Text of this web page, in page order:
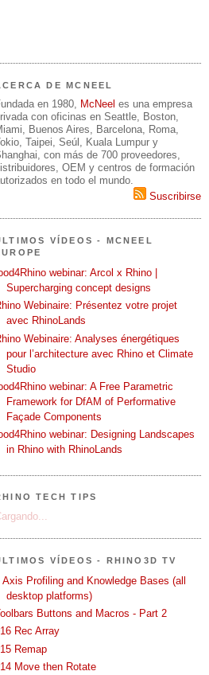
DE MCNEEL
en 1980, McNeel es una empresa
con oficinas en Seattle, Boston,
Buenos Aires, Barcelona, Roma,
Taipei, Seúl, Kuala Lumpur y
con más de 700 proveedores,
OEM y centros de formación
en todo el mundo.
Suscribirse
VÍDEOS - MCNEEL
webinar: Arcol x Rhino |
Supercharging concept designs
Webinaire: Présentez votre projet
avec RhinoLands
Webinaire: Analyses énergétiques
pour l’architecture avec Rhino et Climate
Studio
webinar: A Free Parametric
Framework for DfAM of Performative
Façade Components
webinar: Designing Landscapes
in Rhino with RhinoLands
TECH TIPS
VÍDEOS - RHINO3D TV
Axis Profiling and Knowledge Bases (all
desktop platforms)
Buttons and Macros - Part 2
Rec Array
Remap
Move then Rotate